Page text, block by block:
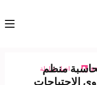
اخبار شاملة
منظم
الاحتياجات